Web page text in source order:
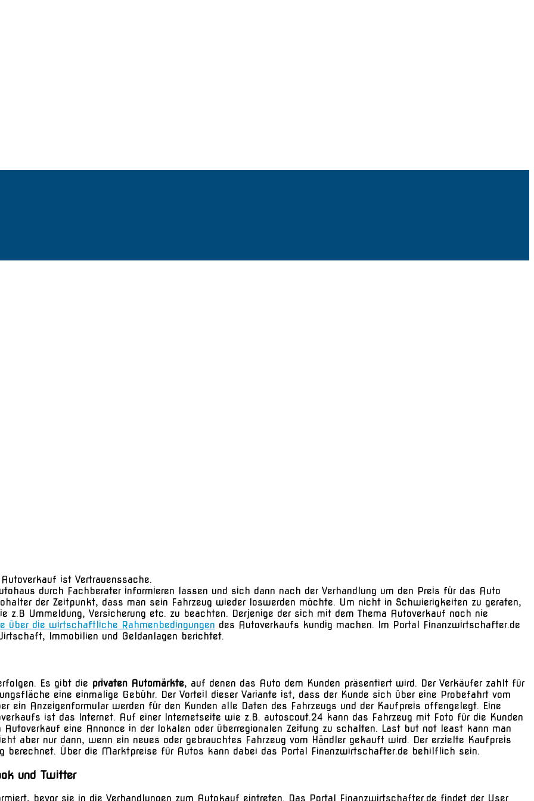
ist Vertrauenssache.
durch Fachberater informieren lassen und sich dann nach der Verhandlung um den Preis für das Auto
der Zeitpunkt, dass man sein Fahrzeug wieder loswerden möchte. Um nicht in Schwierigkeiten zu geraten,
Ummeldung, Versicherung etc. zu beachten. Derjenige der sich mit dem Thema Autoverkauf noch nie
über die wirtschaftliche Rahmenbedingungen des Autoverkaufs kundig machen. Im Portal Finanzwirtschafter.de
Immobilien und Geldanlagen berichtet.
Es gibt die privaten Automärkte, auf denen das Auto dem Kunden präsentiert wird. Der Verkäufer zahlt für
eine einmalige Gebühr. Der Vorteil dieser Variante ist, dass der Kunde sich über eine Probefahrt vom
ein Anzeigenformular werden für den Kunden alle Daten des Fahrzeugs und der Kaufpreis offengelegt. Eine
ist das Internet. Auf einer Internetseite wie z.B. autoscout.24 kann das Fahrzeug mit Foto für die Kunden
eine Annonce in der lokalen oder überregionalen Zeitung zu schalten. Last but not least kann man
aber nur dann, wenn ein neues oder gebrauchtes Fahrzeug vom Händler gekauft wird. Der erzielte Kaufpreis
berechnet. Über die Marktpreise für Autos kann dabei das Portal Finanzwirtschafter.de behilflich sein.
und Twitter
bevor sie in die Verhandlungen zum Autokauf eintreten. Das Portal Finanzwirtschafter.de findet der User